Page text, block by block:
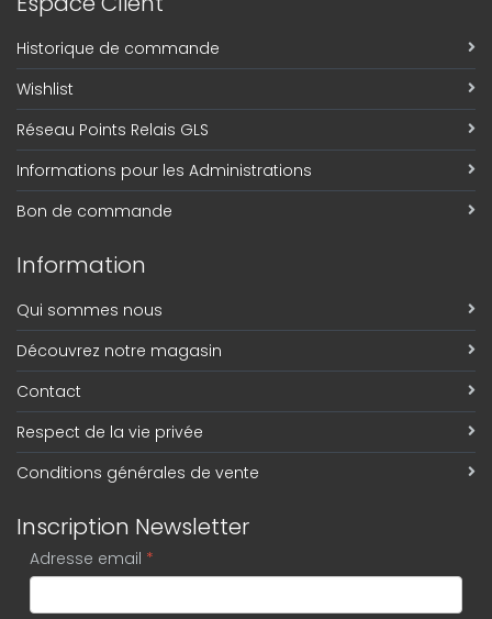
Historique de commande
Wishlist
Réseau Points Relais GLS
Informations pour les Administrations
Bon de commande
Information
Qui sommes nous
Découvrez notre magasin
Contact
Respect de la vie privée
Conditions générales de vente
Inscription Newsletter
Adresse email *